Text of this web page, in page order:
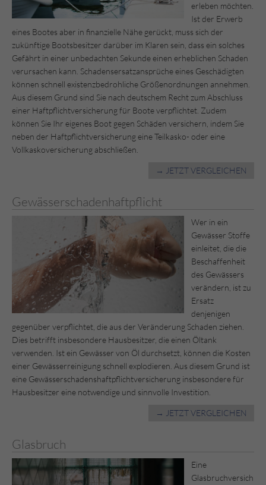
erleben möchten.
Ist der Erwerb
eines Bootes aber in finanzielle Nähe gerückt, muss sich der
zukünftige Bootsbesitzer darüber im Klaren sein, dass ein solches
Gefährt in einer unbedachten Sekunde einen erheblichen Schaden
verursachen kann. Schadensersatzansprüche eines Geschädigten
können schnell existenzbedrohliche Größenordnungen annehmen.
Aus diesem Grund sind Sie nach deutschem Recht zum Abschluss
einer Haftpflichtversicherung für Boote verpflichtet. Zudem
können Sie Ihr eigenes Boot gegen Schäden versichern, indem Sie
neben der Haftpflichtversicherung eine Teilkasko- oder eine
Vollkaskoversicherung abschließen.
→ JETZT VERGLEICHEN
Gewässerschadenhaftpflicht
Wer in ein
Gewässer Stoffe
einleitet, die die
Beschaffenheit
des Gewässers
verändern, ist zu
Ersatz
denjenigen
gegenüber verpflichtet, die aus der Veränderung Schaden ziehen.
Dies betrifft insbesondere Hausbesitzer, die einen Öltank
verwenden. Ist ein Gewässer von Öl durchsetzt, können die Kosten
einer Gewässerreinigung schnell explodieren. Aus diesem Grund ist
eine Gewässerschadenshaftpflichtversicherung insbesondere für
Hausbesitzer eine notwendige und sinnvolle Investition.
→ JETZT VERGLEICHEN
Glasbruch
Eine
Glasbruchversich